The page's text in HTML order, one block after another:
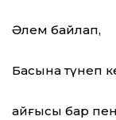
Әлем байлап,
Басына түнеп
Қайғысы бар